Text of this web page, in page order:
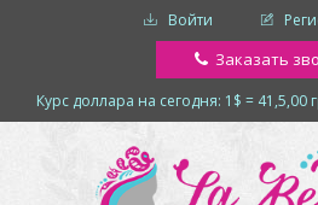
Войти
Заказать
Курс доллара на сегодня: 1$ = 41,5,00